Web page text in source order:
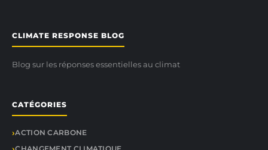
CLIMATE RESPONSE BLOG
Blog sur les réponses essentielles au climat
CATÉGORIES
ACTION CARBONE